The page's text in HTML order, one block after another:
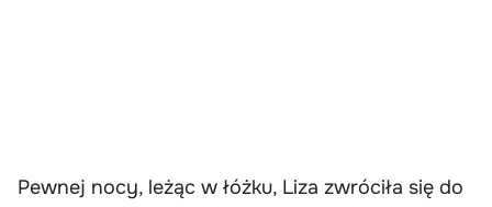
Pewnej nocy, leżąc w łóżku, Liza zwróciła się do